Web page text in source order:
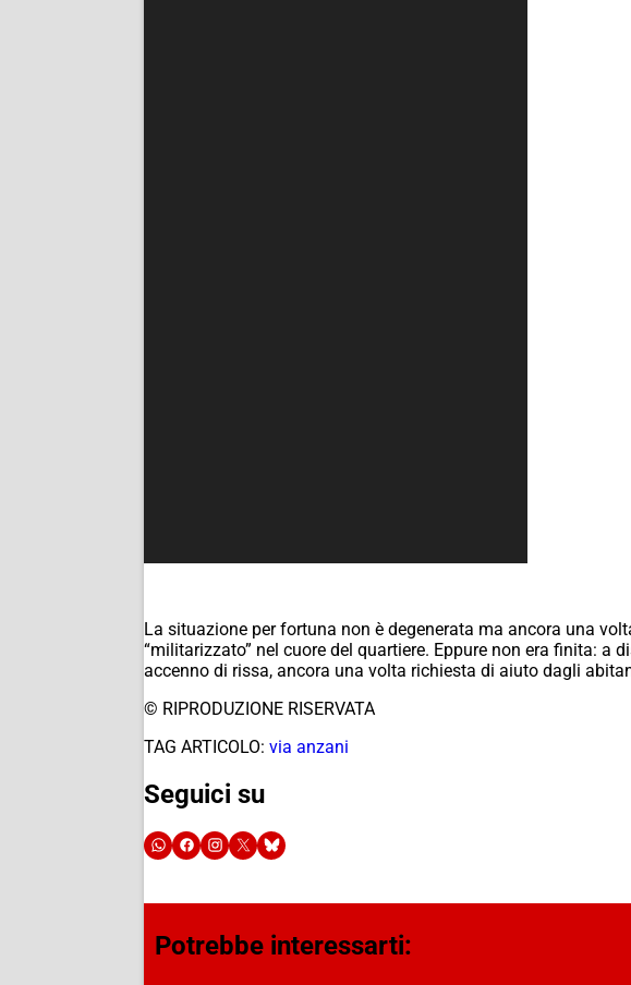
La situazione per fortuna non è degenerata ma ancora una
“militarizzato” nel cuore del quartiere. Eppure non era finita: a
accenno di rissa, ancora una volta richiesta di aiuto dagli
© RIPRODUZIONE RISERVATA
TAG ARTICOLO: via anzani
Seguici su
Potrebbe interessarti: